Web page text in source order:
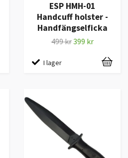
ESP HMH-01
Handcuff holster -
Handfängselficka
499 kr399 kr
I lager